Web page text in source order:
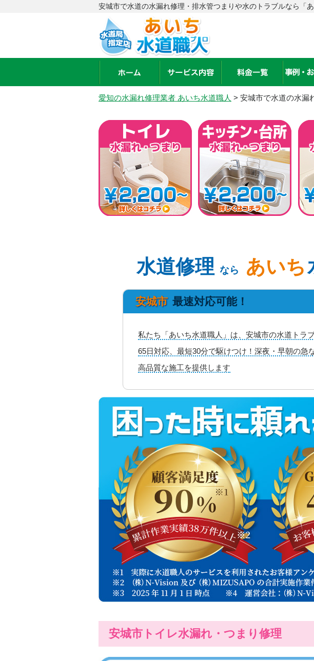
安城市で水道の水漏れ修理・排水管つまりや水のトラブルなら「あ
愛知の水漏れ修理業者 あいち水道職人 > 安城市で水道の水漏
水道修理 なら あいち
安城市 最速対応可能！
私たち「あいち水道職人」は、安城市の水道トラ
65日対応、最短30分で駆けつけ！深夜・早朝の
高品質な施工を提供します
安城市トイレ水漏れ・つまり修理